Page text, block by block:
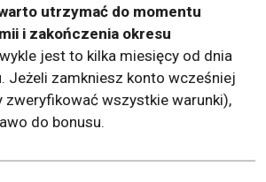
utrzymać do momentu
i zakończenia okresu
jest to kilka miesięcy od dnia
Jeżeli zamkniesz konto wcześniej
zweryfikować wszystkie warunki),
do bonusu.